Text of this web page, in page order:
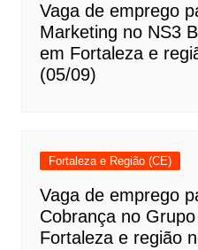
Vaga de emprego
Marketing no NS3
em Fortaleza e
(05/09)
Fortaleza e Região (CE)
Vaga de emprego
Cobrança no
Fortaleza e região